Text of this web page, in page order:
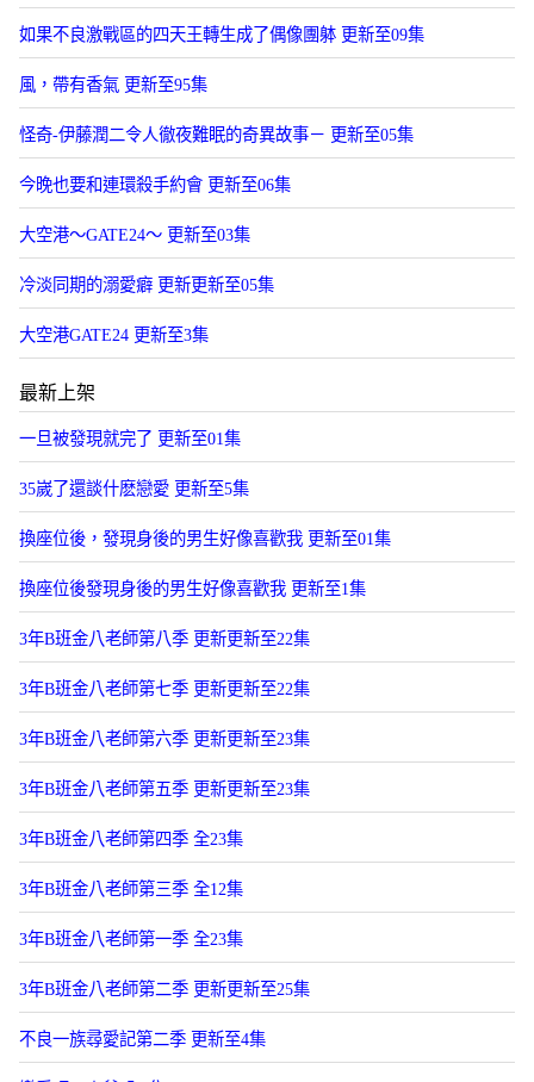
如果不良激戰區的四天王轉生成了偶像團躰 更新至09集
風，帶有香氣 更新至95集
怪奇-伊藤潤二令人徹夜難眠的奇異故事－ 更新至05集
今晚也要和連環殺手約會 更新至06集
大空港～GATE24～ 更新至03集
冷淡同期的溺愛癖 更新更新至05集
大空港GATE24 更新至3集
最新上架
一旦被發現就完了 更新至01集
35嵗了還談什麽戀愛 更新至5集
換座位後，發現身後的男生好像喜歡我 更新至01集
換座位後發現身後的男生好像喜歡我 更新至1集
3年B班金八老師第八季 更新更新至22集
3年B班金八老師第七季 更新更新至22集
3年B班金八老師第六季 更新更新至23集
3年B班金八老師第五季 更新更新至23集
3年B班金八老師第四季 全23集
3年B班金八老師第三季 全12集
3年B班金八老師第一季 全23集
3年B班金八老師第二季 更新更新至25集
不良一族尋愛記第二季 更新至4集